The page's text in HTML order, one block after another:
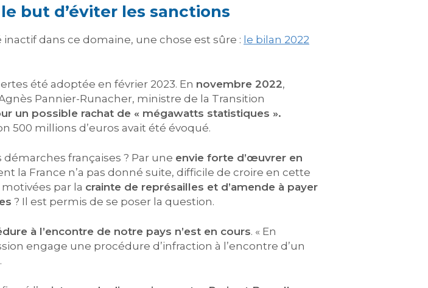
but d’éviter les sanctions
inactif dans ce domaine, une chose est sûre : le bilan 2022
été adoptée en février 2023. En novembre 2022,
Pannier-Runacher, ministre de la Transition
un possible rachat de « mégawatts statistiques ».
500 millions d’euros avait été évoqué.
françaises ? Par une envie forte d’œuvrer en
la France n’a pas donné suite, difficile de croire en cette
par la crainte de représailles et d’amende à payer
? Il est permis de se poser la question.
à l’encontre de notre pays n’est en cours. « En
engage une procédure d’infraction à l’encontre d’un